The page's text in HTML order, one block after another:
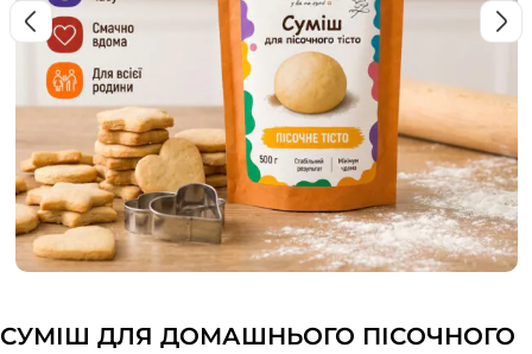
СУМІШ ДЛЯ ДОМАШНЬОГО ПІСОЧНОГО